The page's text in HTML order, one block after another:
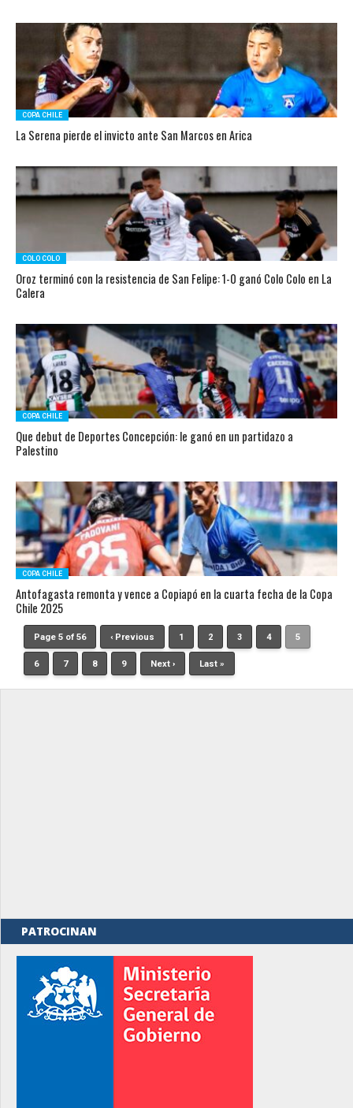
COPA CHILE
La Serena pierde el invicto ante San Marcos en Arica
COLO COLO
Oroz terminó con la resistencia de San Felipe: 1-0 ganó Colo Colo en La
Calera
COPA CHILE
Que debut de Deportes Concepción: le ganó en un partidazo a
Palestino
COPA CHILE
Antofagasta remonta y vence a Copiapó en la cuarta fecha de la Copa
Chile 2025
Page 5 of 56 ‹ Previous 1 2 3 4 5
6 7 8 9 Next › Last »
PATROCINAN